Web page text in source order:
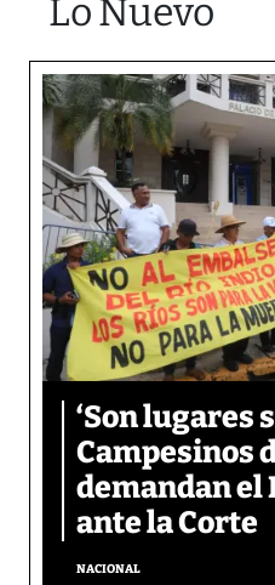
Lo Nuevo
‘Son lugares
Campesinos
demandan el
ante la Corte
NACIONAL